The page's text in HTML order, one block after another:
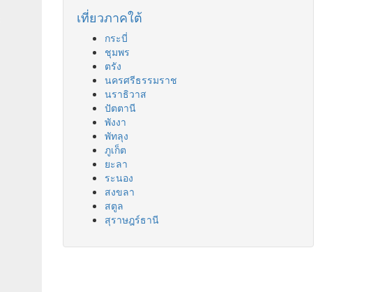
เที่ยวภาคใต้
กระบี่
ชุมพร
ตรัง
นครศรีธรรมราช
นราธิวาส
ปัตตานี
พังงา
พัทลุง
ภูเก็ต
ยะลา
ระนอง
สงขลา
สตูล
สุราษฎร์ธานี